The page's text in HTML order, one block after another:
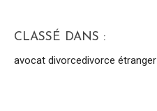
CLASSÉ DANS :
avocat divorcedivorce étranger